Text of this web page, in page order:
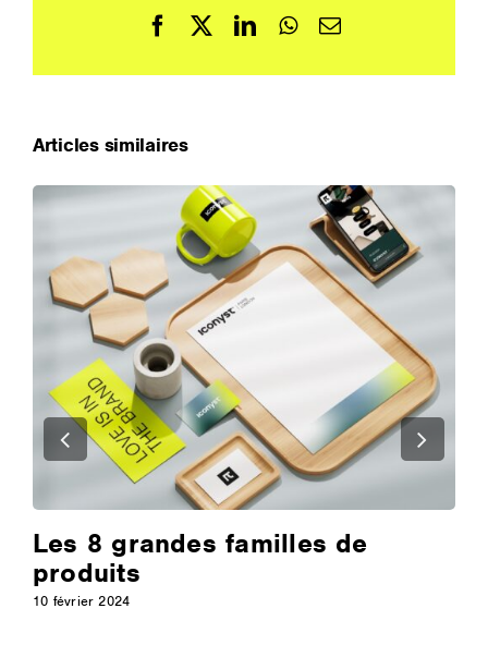
FacebookLinkedInWhatsApp
Email
Articles similaires
Les 8 grandes familles de
produits
10 février 2024